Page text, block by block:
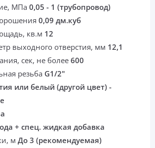
МПа0,05 - 1 (трубопровод)
орошения0,09 дм.куб
кв.м 12
выходного отверстия, мм 12,1
сек, не более600
резьба G1/2"
или белый (другой цвет) -
+ спец. жидкая добавка
мДо 3 (рекомендуемая)